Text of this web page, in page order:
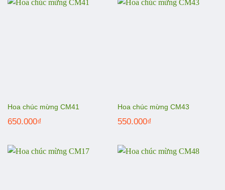
Hoa chúc mừng CM41
650.000₫
Hoa chúc mừng CM43
550.000₫